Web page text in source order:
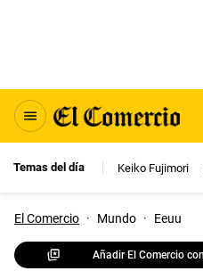
Temas del día Keiko Fujimori
El Comercio · Mundo · Eeuu
Añadir El Comercio